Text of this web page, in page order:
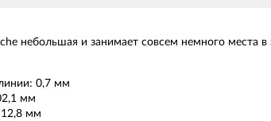
небольшая и занимает совсем немного места
0,7 мм
мм
мм